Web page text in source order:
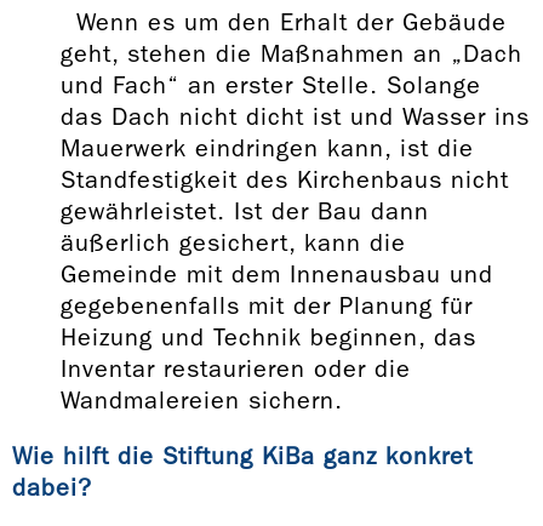
Wenn es um den Erhalt der Gebäude
geht, stehen die Maßnahmen an „Dach
und Fach“ an erster Stelle. Solange
das Dach nicht dicht ist und Wasser ins
Mauerwerk eindringen kann, ist die
Standfestigkeit des Kirchenbaus nicht
gewährleistet. Ist der Bau dann
äußerlich gesichert, kann die
Gemeinde mit dem Innenausbau und
gegebenenfalls mit der Planung für
Heizung und Technik beginnen, das
Inventar restaurieren oder die
Wandmalereien sichern.
Wie hilft die Stiftung KiBa ganz konkret
dabei?